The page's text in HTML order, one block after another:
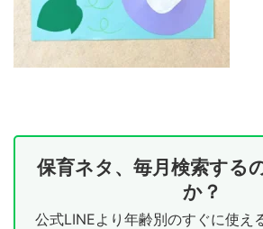
保育ネタ、毎月検索する
か？
公式LINEより年齢別のすぐに使え